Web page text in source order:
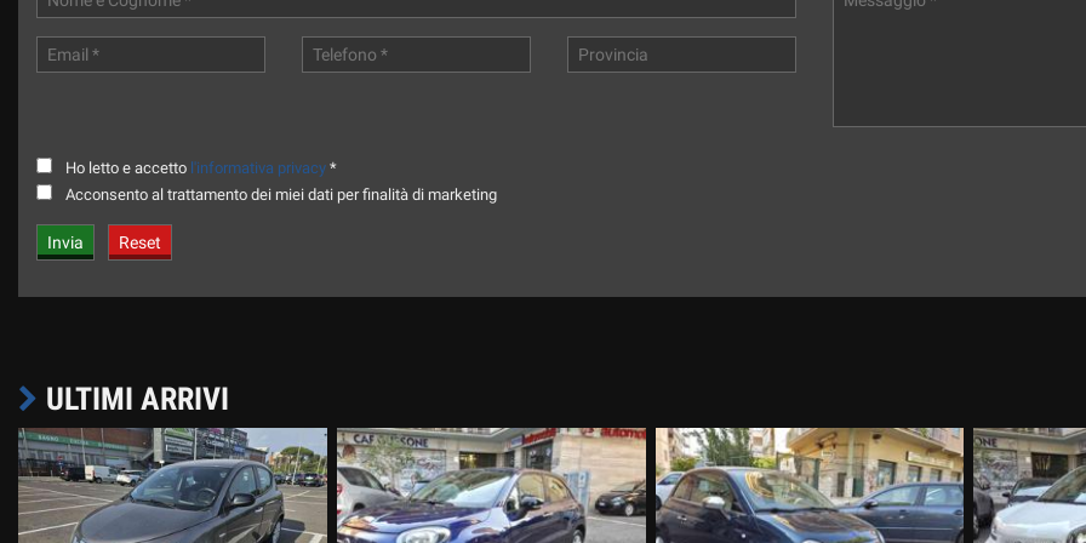
Ho letto e accetto l'informativa privacy *
Acconsento al trattamento dei miei dati per finalità di marketing
ULTIMI ARRIVI